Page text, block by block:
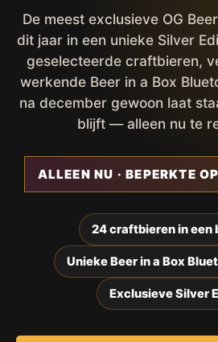
De meest exclusieve OG
dit jaar in een unieke Silver
geselecteerde craftbieren,
werkende Beer in a Box
na december gewoon laat
blijft — alleen nu te
ALLEEN NU · BEPERKTE
24 craftbieren in een
Unieke Beer in a Box
Exclusieve Silver